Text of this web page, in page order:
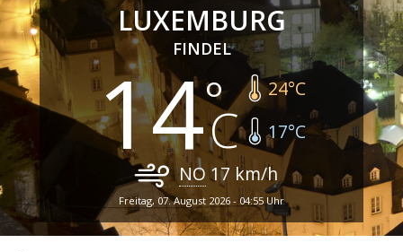
LUXEMBURG
FINDEL
14 24°C
17°C
NO 17 km/h
Freitag, 07. August 2026 - 04:55 Uhr